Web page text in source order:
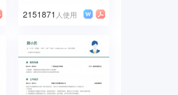
2151871 人使用